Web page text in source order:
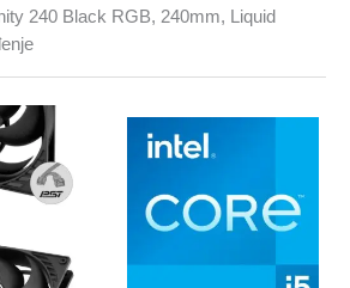
240 Black RGB, 240mm, Liquid